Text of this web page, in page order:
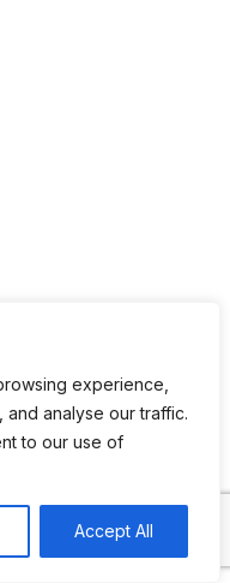
experience,
analyse our traffic.
to our use of
Accept All